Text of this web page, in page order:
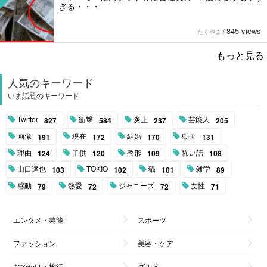
ぎる・・・
たくやま / 845 views
もっと見る
人気のキーワード
いま話題のキーワード
Twitter 827 衝撃 584 炎上 237 芸能人 205
画像 191 現在 172 結婚 170 動画 131
理由 124 子供 120 整形 109 怖い話 108
山口達也 103 TOKIO 102 猫 101 雑学 89
感動 79 熱愛 72 ジャニーズ 72 女性 71
エンタメ・芸能 スポーツ
ファッション 美容・ケア